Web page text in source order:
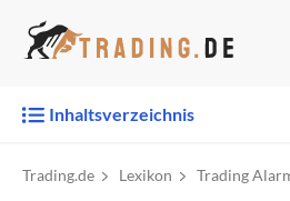
Inhalt
Inhaltsverzeichnis
Trading.de Lexikon Trading